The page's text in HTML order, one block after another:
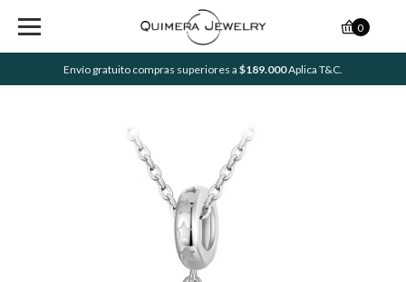
Envío gratuito compras superiores a $189.000Aplica T&C.
0